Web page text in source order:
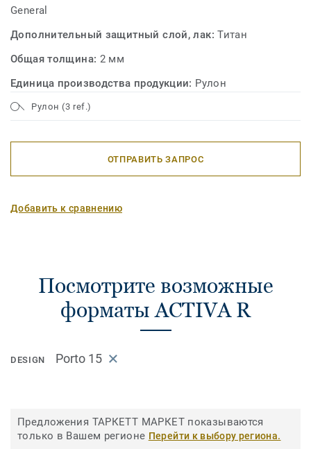
General
Дополнительный защитный слой, лак:Титан
Общая толщина: 2 мм
Единица производства продукции: Рулон
Рулон (3 ref.)
ОТПРАВИТЬ ЗАПРОС
Добавить к сравнению
Посмотрите возможные
форматы ACTIVA R
DESIGN Porto 15
Предложения ТАРКЕТТ МАРКЕТ показываются
только в Вашем регионе Перейти к выбору региона.